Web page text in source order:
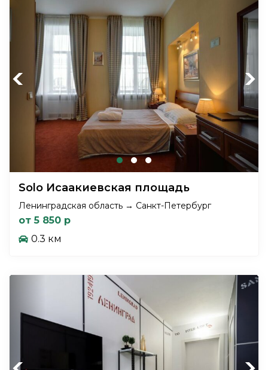
Previous Next
Solo Исаакиевская площадь
Ленинградская область → Санкт-Петербург
от 5 850 р
0.3 км
Previous Next